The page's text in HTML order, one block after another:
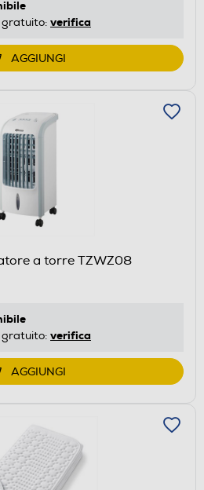
gratuito: verifica
AGGIUNGI
a torre TZWZ08
gratuito: verifica
AGGIUNGI